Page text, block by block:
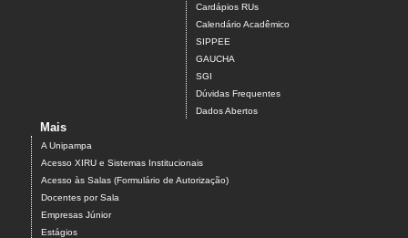
Cardápios RUs
Calendário Acadêmico
SIPPEE
GAUCHA
SGI
Dúvidas Frequentes
Dados Abertos
Mais
A Unipampa
Acesso XIRU e Sistemas Institucionais
Acesso às Salas (Formulário de Autorização)
Docentes por Sala
Empresas Júnior
Estágios